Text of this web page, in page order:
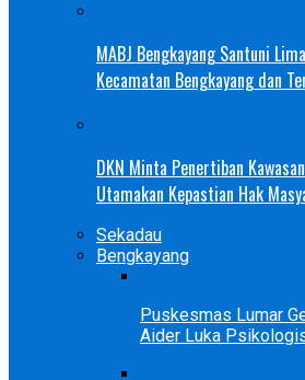
MABJ Bengkayang Santuni
Kecamatan Bengkayang dan
DKN Minta Penertiban
Utamakan Kepastian Hak
Sekadau
Bengkayang
Puskesmas Lumar
Aider Luka